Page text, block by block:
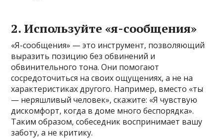
2. Используйте «я-сообщения»
«Я-сообщения» — это инструмент, позволяющий
выразить позицию без обвинений и
обвинительного тона. Они помогают
сосредоточиться на своих ощущениях, а не на
характеристиках другого. Например, вместо «ты
— неряшливый человек», скажите: «Я чувствую
дискомфорт, когда в доме много беспорядка».
Таким образом, собеседник воспринимает вашу
заботу, а не критику.